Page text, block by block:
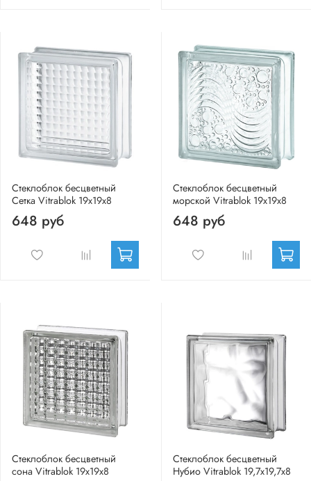
Стеклоблок бесцветный
Сетка Vitrablok 19х19х8
648 руб
Стеклоблок бесцветный
морской Vitrablok 19х19х8
648 руб
Стеклоблок бесцветный
сона Vitrablok 19х19х8
Стеклоблок бесцветный
Нубио Vitrablok 19,7x19,7x8